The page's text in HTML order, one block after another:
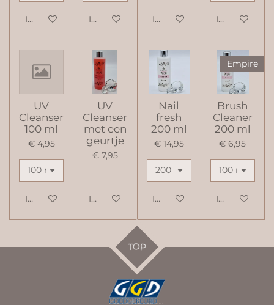
In winkelwagenIn winkelwagenIn winkelwagenIn
UV
Cleanser
100 ml
€ 4,95
In winkelwagen
UV
Cleanser
met een
geurtje
€ 7,95
In winkelwagen
Nail
fresh
200 ml
€ 14,95
In winkelwagen
Empire
Brush
Cleaner
200 ml
€ 6,95
In
TOP